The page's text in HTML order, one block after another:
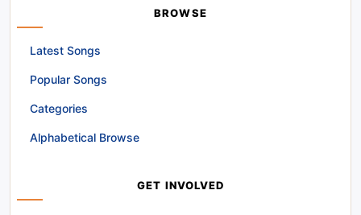
BROWSE
Latest Songs
Popular Songs
Categories
Alphabetical Browse
GET INVOLVED